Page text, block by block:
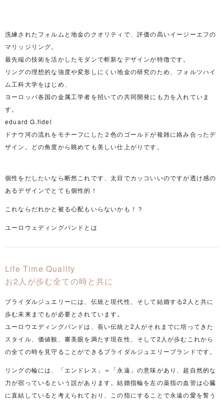
洗練されたフォルムと地金のクオリティで、評価の高いイージーエフの
マリッジリング。
最先端の技術を活かしたモダンで斬新なデザインが特徴です。
リングの理想的な強度や変形しにくい地金の研究のため、フォルツハイ
ム工科大学をはじめ、
ヨーロッパ各国の金属工学者を招いての共同開発にも力を入れていま
す。
eduard G.fidel
ドナウ河の流れをモチーフにした２色のゴールドが複雑に絡み合ったデ
ザイン。どの角度から眺めても美しい仕上がりです。
個性をだしたいなら断然これです、太目でカッコいいのですが透け感の
あるデザインでとても個性的！
これならだれかと被る心配もいらないかも！？
ユーロウェディングバンドとは
Life Time Quality
お2人が歩む全ての時と共に
ブライダルジュエリーには、伝統と現代性、そして結婚する2人と共に
歩む未来までもが必要とされています。
ユーロウエディングバンドは、長い伝統と2人がそれまでに培ってきた
スタイル、価値観、審美眼を満たす現在性、そして2人が歩むこれから
の全ての時を見守ることができるブライダルジュエリーブランドです。
リングの輪には、「エンドレス」＝「永遠」の意味があり、超自然的な
力が宿っているという説があります。結婚指輪を左の薬指の血管は心臓
に直結していると考えられており、この指にすることで永遠の愛を誓う